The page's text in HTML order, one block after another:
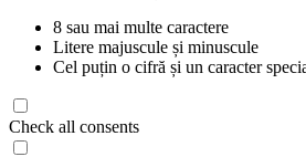
8 sau mai multe caractere
Litere majuscule și minuscule
Cel puțin o cifră și un caracter
Check all consents